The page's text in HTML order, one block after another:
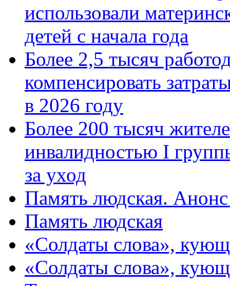
использовали
детей с начала года
Более 2,5 тысяч
компенсировать
в 2026 году
Более 200 тысяч
инвалидностью I
за уход
Память людская.
Память людская
«Солдаты слова»,
«Солдаты слова»,